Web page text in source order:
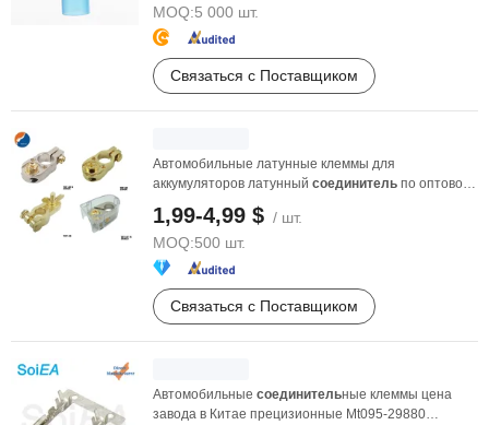
MOQ:5 000 шт.
Связаться с Поставщиком
Автомобильные латунные клеммы для
аккумуляторов латунный соединитель по оптовой
1,99-4,99 $ / шт.
MOQ:500 шт.
Связаться с Поставщиком
Автомобильные соединительные клеммы цена
завода в Китае прецизионные Mt095-29880